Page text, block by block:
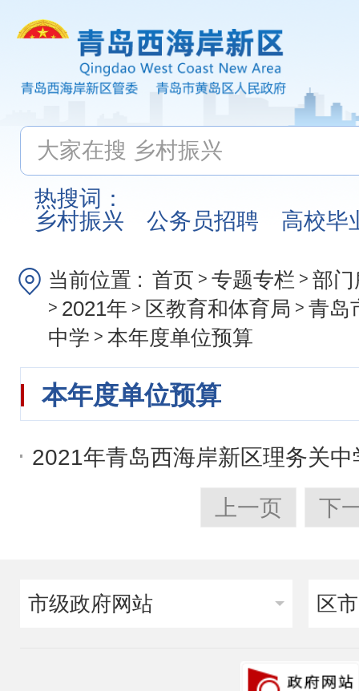
热搜词：
乡村振兴
公务员招聘 高校毕
当前位置 : 首页 > 专题专栏 > 部
> 2021年 > 区教育和体育局 > 青岛
中学 > 本年度单位预算
本年度单位预算
2021年青岛西海岸新区理务关
上一页 下
市级政府网站 区